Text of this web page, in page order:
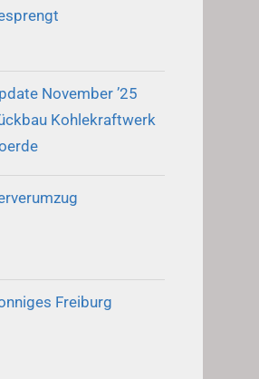
November ’25
Kohlekraftwerk
Freiburg